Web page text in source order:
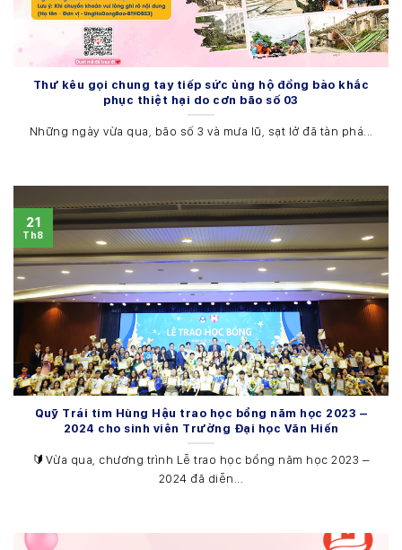
Thư kêu gọi chung tay tiếp sức ủng hộ đồng bào khắc
phục thiệt hại do cơn bão số 03
Những ngày vừa qua, bão số 3 và mưa lũ, sạt lở đã tàn phá...
Quỹ Trái tim Hùng Hậu trao học bổng năm học 2023 –
2024 cho sinh viên Trường Đại học Văn Hiến
🔰Vừa qua, chương trình Lễ trao học bổng năm học 2023 –
2024 đã diễn...
21
Th8